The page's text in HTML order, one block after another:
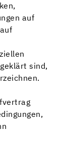
auf
sind,